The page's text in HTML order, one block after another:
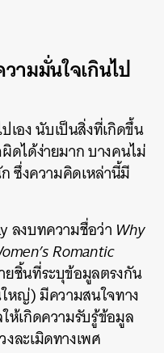
ามมั่นใจเกินไป
เอง นับเป็นสิ่งที่เกิดขึ้น
ดได้ง่ายมาก บางคนไม่
ซึ่งความคิดเหล่านี้มี
ลงบทความชื่อว่า Why
Romantic
ยชิ้นที่ระบุข้อมูลตรงกัน
หญ่) มีความสนใจทาง
ห้เกิดความรับรู้ข้อมูล
ละเมิดทางเพศ